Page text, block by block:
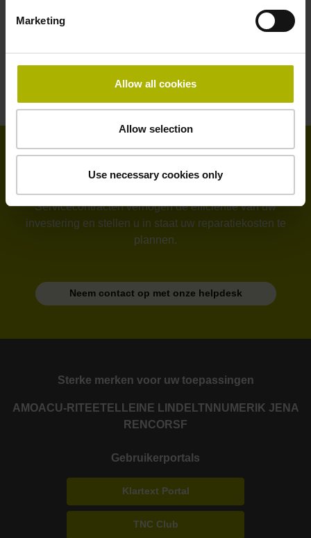
Marketing
Allow all cookies
Allow selection
Use necessary cookies only
Tip van onze service-afdeling
Servicecontracten verhogen de efficiëntie van uw
investering en stellen u in staat uw reparatiekosten te
plannen.
Neem contact op met onze helpdesk
Sterke merken voor uw toepassingen
AMOACU-RITE ETEL LEINE LINDE LTN NUMERIK JENA
RENCORSF
Gebruikerportals
Klartext Portal
TNC Club